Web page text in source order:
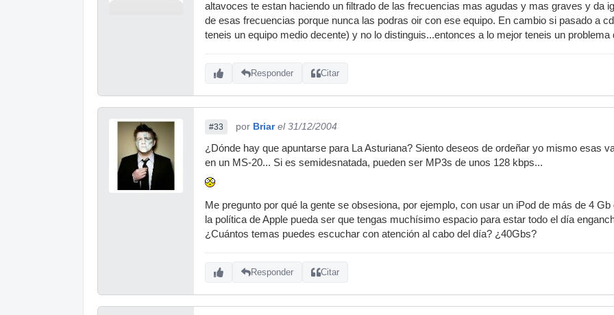
altavoces te estan haciendo un filtrado de las frecuencias mas agudas y mas graves y da
de esas frecuencias porque nunca las podras oir con ese equipo. En cambio si pasado a
teneis un equipo medio decente) y no lo distinguis...entonces a lo mejor teneis un problema
Responder Citar
#33 por Briar el 31/12/2004
¿Dónde hay que apuntarse para La Asturiana? Siento deseos de ordeñar yo mismo esas
en un MS-20... Si es semidesnatada, pueden ser MP3s de unos 128 kbps...
Me pregunto por qué la gente se obsesiona, por ejemplo, con usar un iPod de más de 4
la política de Apple pueda ser que tengas muchísimo espacio para estar todo el día
¿Cuántos temas puedes escuchar con atención al cabo del día? ¿40Gbs?
Responder Citar